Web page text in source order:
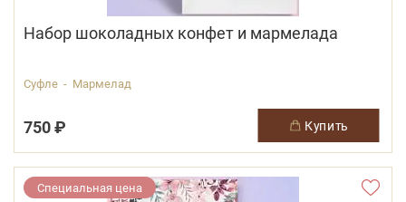
Набор шоколадных конфет и мармелада
Суфле - Мармелад
750 ₽ купить
Специальная цена